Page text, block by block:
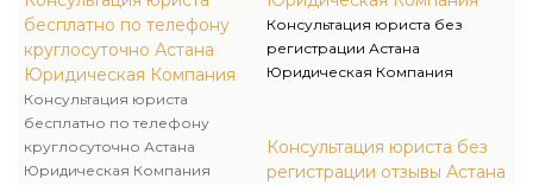
бесплатно по телефону
круглосуточно Астана
Юридическая Компания
Консультация юриста
бесплатно по телефону
круглосуточно Астана
Юридическая Компания
Консультация юриста без
регистрации Астана
Юридическая Компания
Консультация юриста без
регистрации отзывы Астана